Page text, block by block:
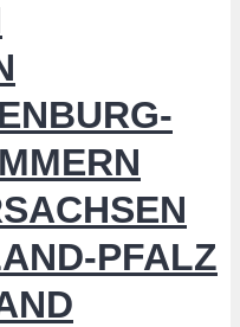
PFALZ